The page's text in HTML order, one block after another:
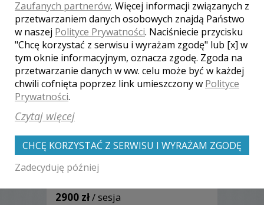
Piotr - Gliwice
2900 zł/ sesja
Zaufanych partnerów. Więcej informacji związanych z
przetwarzaniem danych osobowych znajdą Państwo
w naszej Polityce Prywatności. Naciśniecie przycisku
"Chcę korzystać z serwisu i wyrażam zgodę" lub [x] w
tym oknie informacyjnym, oznacza zgodę. Zgoda na
przetwarzanie danych w ww. celu może być w każdej
chwili cofnięta poprzez link umieszczony w Polityce
Prywatności.
Czytaj więcej
CHCĘ KORZYSTAĆ Z SERWISU I WYRAŻAM ZGODĘ
Zadecyduję później